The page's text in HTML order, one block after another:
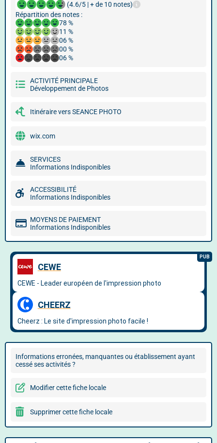
(4.6/5 | + de 10 notes)
Répartition des notes :
78 %
11 %
06 %
00 %
06 %
ACTIVITÉ PRINCIPALE
Développement de Photos
Itinéraire vers SEANCE PHOTO
wix.com
SERVICES
Informations Indisponibles
ACCESSIBILITÉ
Informations Indisponibles
MOYENS DE PAIEMENT
Informations Indisponibles
Informations erronées, manquantes ou établissement ayant
cessé ses activités ?
Modifier cette fiche locale
Supprimer cette fiche locale